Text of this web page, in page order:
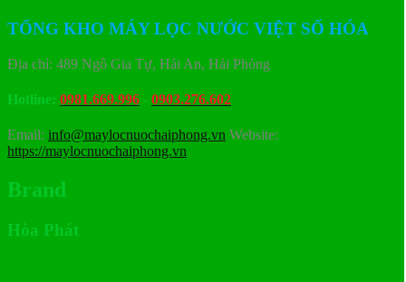
TỔNG KHO MÁY LỌC NƯỚC VIỆT SỐ HÓA
Địa chỉ: 489 Ngô Gia Tự, Hải An, Hải Phòng
Hotline: 0981.669.996 - 0903.276.602
Email: info@maylocnuochaiphong.vn Website:
https://maylocnuochaiphong.vn
Brand
Hòa Phát